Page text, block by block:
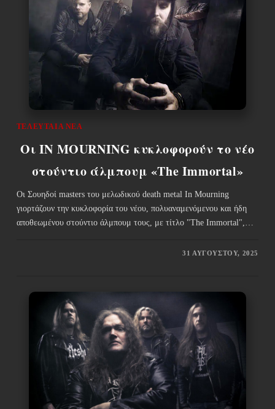
ΤΕΛΕΥΤΑΊΑ ΝΈΑ
Οι IN MOURNING κυκλοφορούν το νέο
στούντιο άλμπουμ «The Immortal»
Οι Σουηδοί masters του μελωδικού death metal In Mourning
γιορτάζουν την κυκλοφορία του νέου, πολυαναμενόμενου και ήδη
αποθεωμένου στούντιο άλμπουμ τους, με τίτλο "The Immortal",…
31 ΑΥΓΟΎΣΤΟΥ, 2025